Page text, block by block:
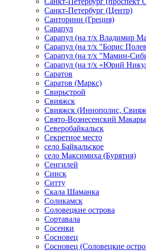
Санкт-Петербург (Центр)
Санторини (Греция)
Сарапул
Сарапул (на т/х Владимир
Сарапул (на т/х "Борис
Сарапул (на т/х "Мамин-
Сарапул (на т/х «Юрий
Саратов
Саратов (Маркс)
Свирьстрой
Свияжск
Свияжск (Иннополис,
Свято-Вознесенский
Северобайкальск
Секретное место
село Байкальское
село Максимиха (Бурятия)
Сенгилей
Синск
Ситту
Скала Шаманка
Соликамск
Соловецкие острова
Сортавала
Сосенки
Сосновец
Сосновец (Соловецкие